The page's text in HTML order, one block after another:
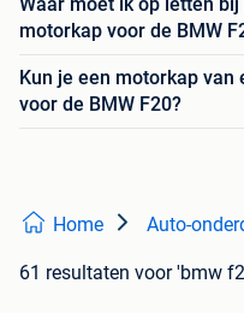
Waar moet ik op letten
motorkap voor de BMW
Kun je een motorkap
voor de BMW F20?
Home Auto-
61 resultaten voor 'bmw